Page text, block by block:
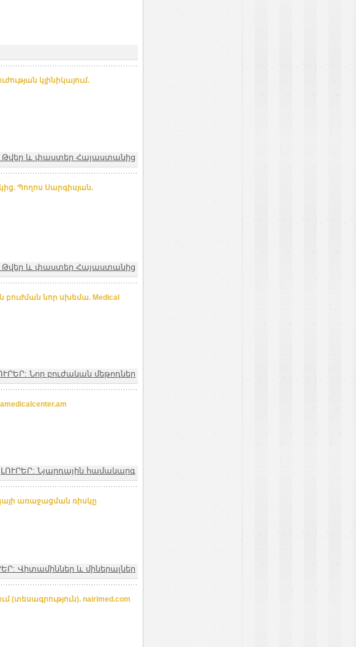
կլինիկայում.
Թվեր և փաստեր Հայաստանից
Պողոս Սարգիսյան.
Թվեր և փաստեր Հայաստանից
նոր սխեմա. Medical
Նոր բուժական մեթոդներ
ԼՈՒՐԵՐ: Նյարդային համակարգ
առաջացման ռիսկը
Վիտամիններ և միներալներ
nairimed.com